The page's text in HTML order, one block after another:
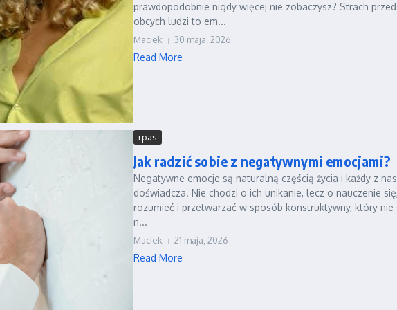
prawdopodobnie nigdy więcej nie zobaczysz? Strach
obcych ludzi to em...
Maciek 30 maja, 2026
Read More
rpas
Jak radzić sobie z negatywnymi emocjami?
Negatywne emocje są naturalną częścią życia i każdy z
doświadcza. Nie chodzi o ich unikanie, lecz o nauczenie
rozumieć i przetwarzać w sposób konstruktywny, który nie
n...
Maciek 21 maja, 2026
Read More